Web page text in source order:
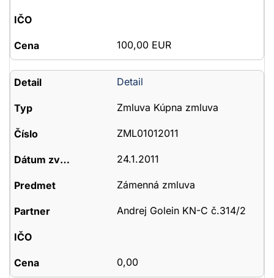
100,00 EUR
Detail
Zmluva Kúpna zmluva
ZML01012011
24.1.2011
Zámenná zmluva
Andrej Golein KN-C č.314/2
0,00